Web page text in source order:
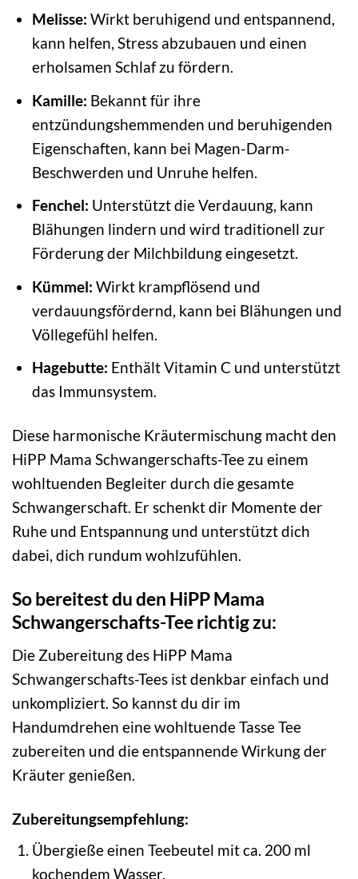
Melisse: Wirkt beruhigend und entspannend,
kann helfen, Stress abzubauen und einen
erholsamen Schlaf zu fördern.
Kamille: Bekannt für ihre
entzündungshemmenden und beruhigenden
Eigenschaften, kann bei Magen-Darm-
Beschwerden und Unruhe helfen.
Fenchel: Unterstützt die Verdauung, kann
Blähungen lindern und wird traditionell zur
Förderung der Milchbildung eingesetzt.
Kümmel: Wirkt krampflösend und
verdauungsfördernd, kann bei Blähungen und
Völlegefühl helfen.
Hagebutte: Enthält Vitamin C und unterstützt
das Immunsystem.
Diese harmonische Kräutermischung macht den
HiPP Mama Schwangerschafts-Tee zu einem
wohltuenden Begleiter durch die gesamte
Schwangerschaft. Er schenkt dir Momente der
Ruhe und Entspannung und unterstützt dich
dabei, dich rundum wohlzufühlen.
So bereitest du den HiPP Mama
Schwangerschafts-Tee richtig zu:
Die Zubereitung des HiPP Mama
Schwangerschafts-Tees ist denkbar einfach und
unkompliziert. So kannst du dir im
Handumdrehen eine wohltuende Tasse Tee
zubereiten und die entspannende Wirkung der
Kräuter genießen.
Zubereitungsempfehlung:
Übergieße einen Teebeutel mit ca. 200 ml
kochendem Wasser.